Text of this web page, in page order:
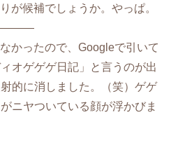
が候補でしょうか。やっぱ。
かったので、Googleで引いて
オゲゲゲ日記」と言うのが出
的に消しました。（笑）ゲゲ
ニヤついている顔が浮かびま